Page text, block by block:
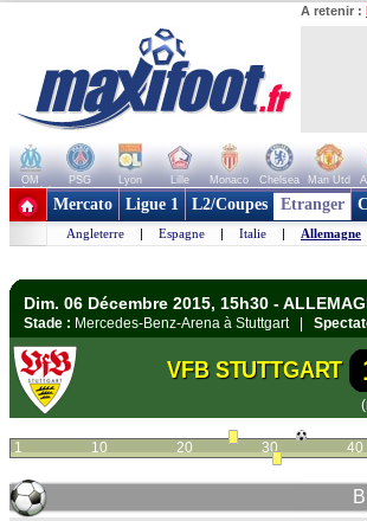
A retenir :
OM PSG Lyon Lille Monaco Chelsea Man Utd
+ de clubs
Mercato Ligue 1 L2/Coupes Etranger
Angleterre | Espagne | Italie | Allemagne
Dim. 06 Décembre 2015, 15h30 -
Stade : Mercedes-Benz-Arena à Stuttgart |
VFB STUTTGART
1 10 20 30 40